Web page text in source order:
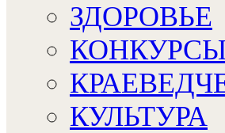
ЗДОРОВЬЕ
КУЛЬТУРА